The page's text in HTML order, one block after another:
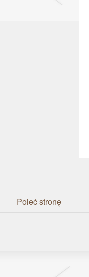
Poleć stronę